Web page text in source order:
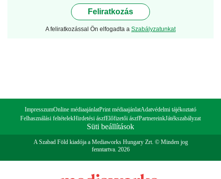
Feliratkozás
A feliratkozással Ön elfogadta a Szabályzatunkat
ImpresszumOnline médiaajánlatPrint médiaajánlatAdatvédelmi tájékoztató
Felhasználási feltételekHirdetési ászfElőfizetői ászfPartnereinkJátékszabályzat
Süti beállítások
A Szabad Föld kiadója a Mediaworks Hungary Zrt. © Minden jog
fenntartva. 2026